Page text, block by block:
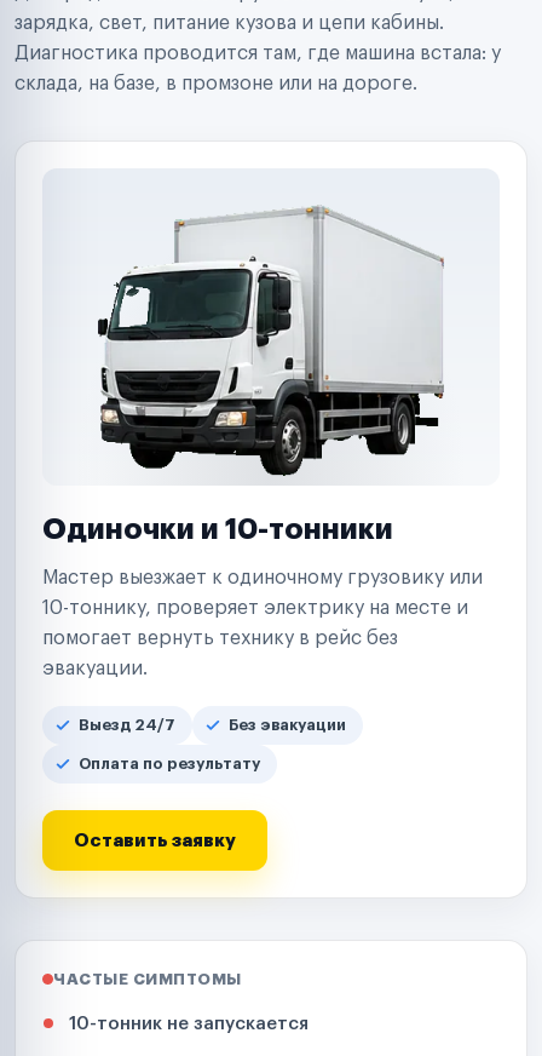
Ремонт спецтехники
Ритейл-сети
Управляющие компании
Страховые компании
зарядка, свет, питание кузова и цепи кабины.
Диагностика проводится там, где машина встала: у
склада, на базе, в промзоне или на дороге.
Одиночки и 10-тонники
Мастер выезжает к одиночному грузовику или
10-тоннику, проверяет электрику на месте и
помогает вернуть технику в рейс без
эвакуации.
Выезд 24/7 Без эвакуации
Оплата по результату
Оставить заявку
ЧАСТЫЕ СИМПТОМЫ
10-тонник не запускается